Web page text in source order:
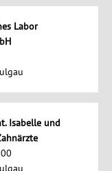
Labor
Isabelle und